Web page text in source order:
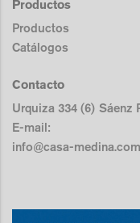
Productos
Productos
Catálogos
Contacto
Urquiza 334 (6) Sáenz
E-mail:
info@casa-